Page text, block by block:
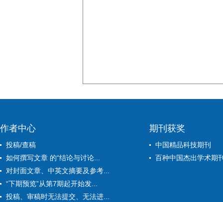
作者中心
投稿/查稿
如何撰写文章 的“结论与讨论...
对封面文章、中英文摘要及参考...
“下期预览”从第7期起开始发...
投稿、审稿时无法提交、无法进...
期刊获奖
中国精品科技期刊
百种中国杰出学术期